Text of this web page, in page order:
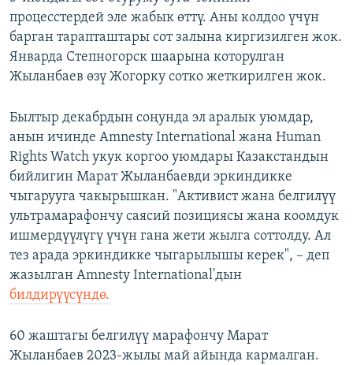
процесстердей эле жабык өттү. Аны колдоо үчүн
барган тарапташтары сот залына киргизилген жок.
Январда Степногорск шаарына которулган
Жыланбаев өзү Жогорку сотко жеткирилген жок.
Былтыр декабрдын соңунда эл аралык уюмдар,
анын ичинде Amnesty International жана Human
Rights Watch укук коргоо уюмдары Казакстандын
бийлигин Марат Жыланбаевди эркиндикке
чыгарууга чакырышкан. "Активист жана белгилүү
ультрамарафончу саясий позициясы жана коомдук
ишмердүүлүгү үчүн гана жети жылга соттолду. Ал
тез арада эркиндикке чыгарылышы керек", – деп
жазылган Amnesty International'дын
билдирүүсүндө.
60 жаштагы белгилүү марафончу Марат
Жыланбаев 2023-жылы май айында кармалган.